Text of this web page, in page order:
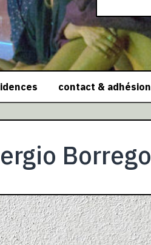
contact & adhésion
Borrego